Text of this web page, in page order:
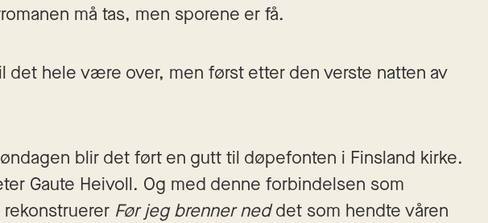
må tas, men sporene er få.
det hele være over, men først etter den verste natten av
blir det ført en gutt til døpefonten i Finsland kirke.
Gaute Heivoll. Og med denne forbindelsen som
Før jeg brenner ned det som hendte våren